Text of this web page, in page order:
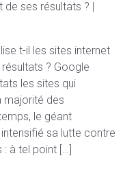
t-il les sites internet
? Google
les sites qui
majorité des
le géant
sa lutte contre
à tel point […]